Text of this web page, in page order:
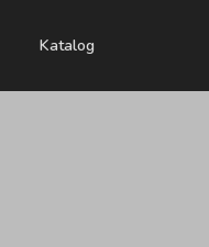
Katalog